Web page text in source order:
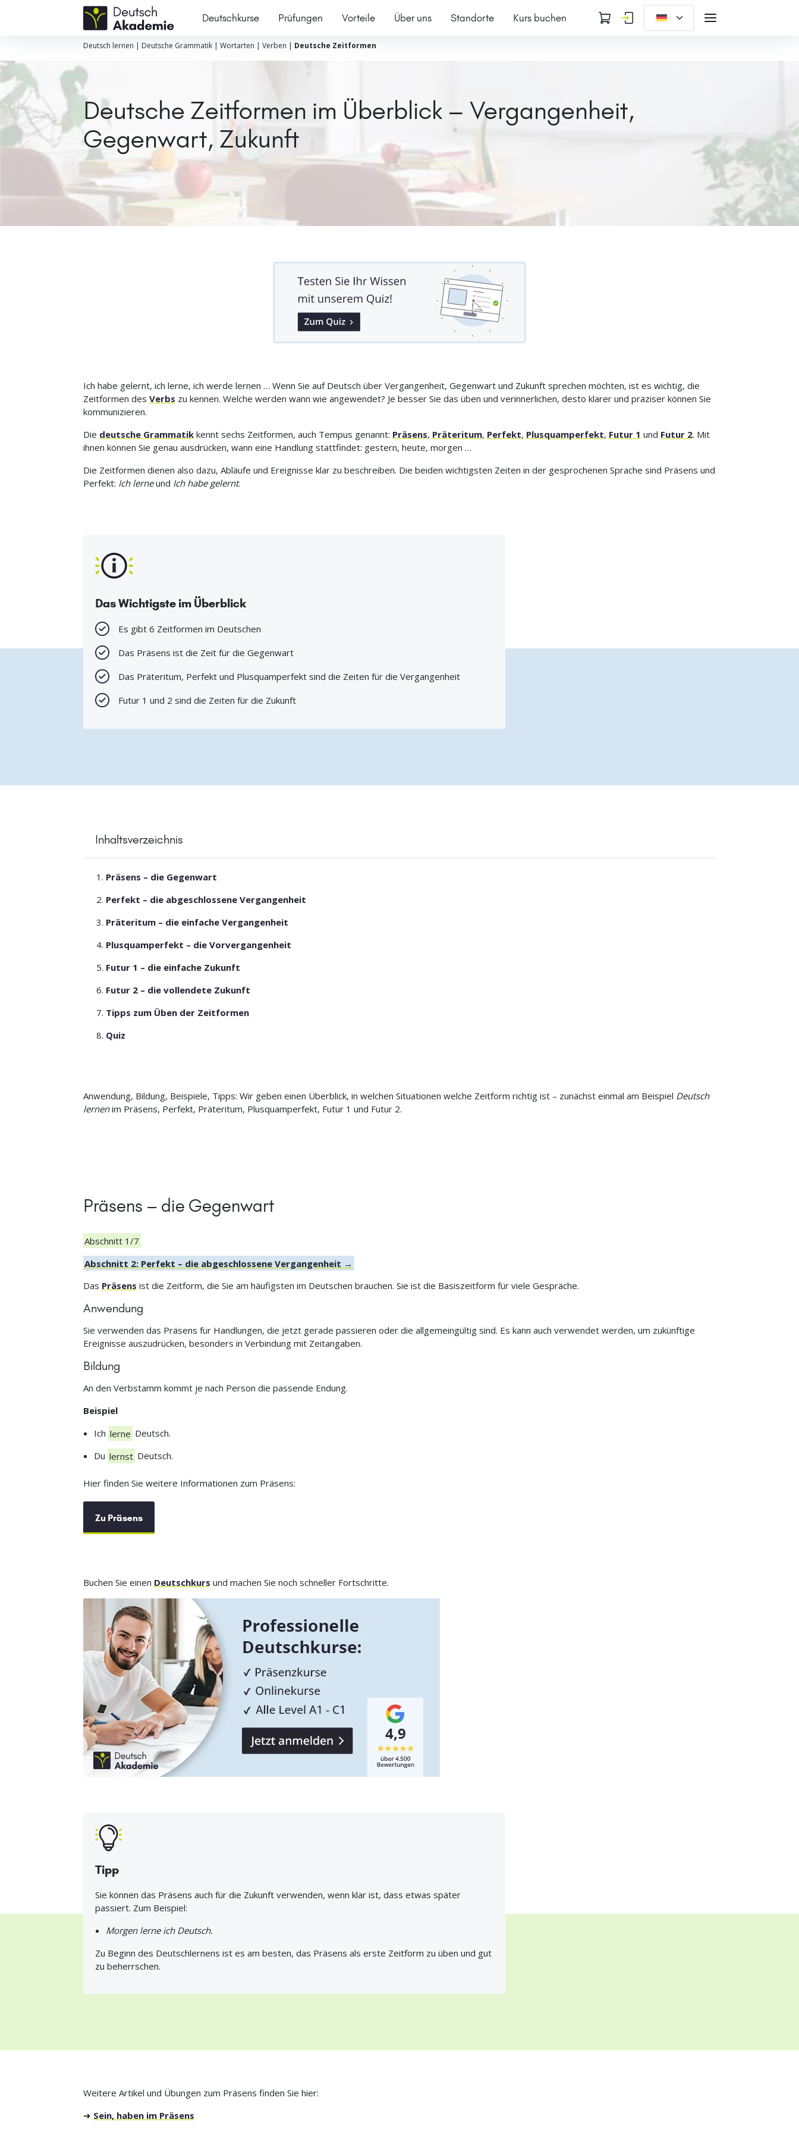
Deutschkurse Prüfungen Vorteile Über uns Standorte Kurs buchen
Deutsch lernen | Deutsche Grammatik| Wortarten | Verben | Deutsche Zeitformen
Deutsche Zeitformen im Überblick – Vergangenheit,
Gegenwart, Zukunft
Ich habe gelernt, ich lerne, ich werde lernen … Wenn Sie auf Deutsch über Vergangenheit, Gegenwart und Zukunft sprechen möchten, ist es wichtig, die
Zeitformen des Verbs zu kennen. Welche werden wann wie angewendet? Je besser Sie das üben und verinnerlichen, desto klarer und präziser können Sie
kommunizieren.
Die deutsche Grammatikkennt sechs Zeitformen, auch Tempus genannt: Präsens, Präteritum, Perfekt, Plusquamperfekt, Futur 1 und Futur 2. Mit
ihnen können Sie genau ausdrücken, wann eine Handlung stattfindet: gestern, heute, morgen …
Die Zeitformen dienen also dazu, Abläufe und Ereignisse klar zu beschreiben. Die beiden wichtigsten Zeiten in der gesprochenen Sprache sind Präsens und
Perfekt: Ich lerneund Ich habe gelernt.
Das Wichtigste im Überblick
Es gibt 6 Zeitformen im Deutschen
Das Präsens ist die Zeit für die Gegenwart
Das Präteritum, Perfekt und Plusquamperfekt sind die Zeiten für die Vergangenheit
Futur 1 und 2 sind die Zeiten für die Zukunft
Inhaltsverzeichnis
Präsens – die Gegenwart
Perfekt – die abgeschlossene Vergangenheit
Präteritum – die einfache Vergangenheit
Plusquamperfekt – die Vorvergangenheit
Futur 1 – die einfache Zukunft
Futur 2 – die vollendete Zukunft
Tipps zum Üben der Zeitformen
Quiz
Anwendung, Bildung, Beispiele, Tipps: Wir geben einen Überblick, in welchen Situationen welche Zeitform richtig ist – zunächst einmal am Beispiel Deutsch
lernenim Präsens, Perfekt, Präteritum, Plusquamperfekt, Futur 1 und Futur 2.
Präsens – die Gegenwart
Abschnitt 1/7
Abschnitt 2: Perfekt – die abgeschlossene Vergangenheit →
Das Präsens ist die Zeitform, die Sie am häufigsten im Deutschen brauchen. Sie ist die Basiszeitform für viele Gespräche.
Anwendung
Sie verwenden das Präsens für Handlungen, die jetzt gerade passieren oder die allgemeingültig sind. Es kann auch verwendet werden, um zukünftige
Ereignisse auszudrücken, besonders in Verbindung mit Zeitangaben.
Bildung
An den Verbstamm kommt je nach Person die passende Endung.
Beispiel
Ich lerne Deutsch.
Du lernst Deutsch.
Hier finden Sie weitere Informationen zum Präsens:
Zu Präsens
Buchen Sie einen Deutschkurs und machen Sie noch schneller Fortschritte.
Tipp
Sie können das Präsens auch für die Zukunft verwenden, wenn klar ist, dass etwas später
passiert. Zum Beispiel:
Morgen lerne ich Deutsch.
Zu Beginn des Deutschlernens ist es am besten, das Präsens als erste Zeitform zu üben und gut
zu beherrschen.
Weitere Artikel und Übungen zum Präsens finden Sie hier:
➜ Sein, haben im Präsens